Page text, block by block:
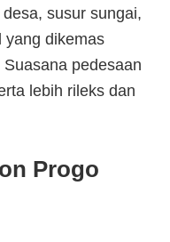
susur sungai,
yang dikemas
Suasana pedesaan
lebih rileks dan
Progo